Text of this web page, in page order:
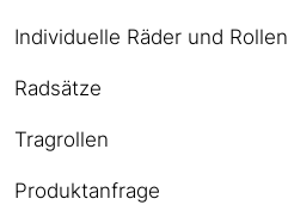
Individuelle Räder und Rollen
Radsätze
Tragrollen
Produktanfrage